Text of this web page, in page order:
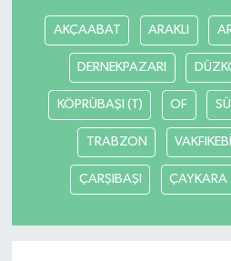
AKÇAABAT ARAKLI
DERNEKPAZARI
KÖPRÜBAŞI (T) OF
TRABZON
ÇARŞIBAŞI ÇAYKARA